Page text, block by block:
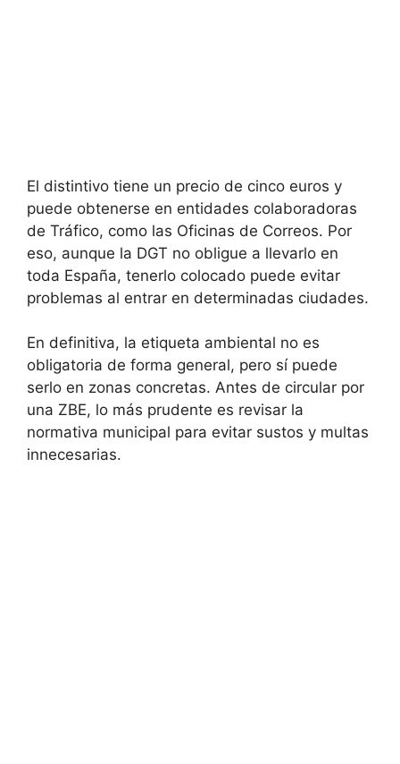
El distintivo tiene un precio de cinco euros y
puede obtenerse en entidades colaboradoras
de Tráfico, como las Oficinas de Correos. Por
eso, aunque la DGT no obligue a llevarlo en
toda España, tenerlo colocado puede evitar
problemas al entrar en determinadas ciudades.
En definitiva, la etiqueta ambiental no es
obligatoria de forma general, pero sí puede
serlo en zonas concretas. Antes de circular por
una ZBE, lo más prudente es revisar la
normativa municipal para evitar sustos y multas
innecesarias.